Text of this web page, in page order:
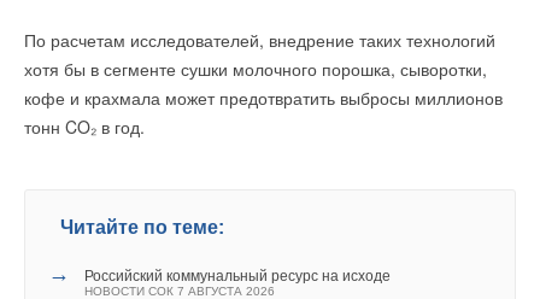
По расчетам исследователей, внедрение таких технологий
хотя бы в сегменте сушки молочного порошка, сыворотки,
кофе и крахмала может предотвратить выбросы миллионов
тонн CO₂ в год.
Читайте по теме:
→ Российский коммунальный ресурс на исходе
НОВОСТИ СОК 7 АВГУСТА 2026
в первой перегородке заставляет ее вибрировать с меньшей
силой. При этом сама энергия колебаний не исчезает,
а просто передается дальше по потоку. В этом случае
вторая, «глухая» пластина, расположенная дальше по трубе,
дополнительной сплошной перегородки снижает колебания
для водорода наиболее эффективным решением будет